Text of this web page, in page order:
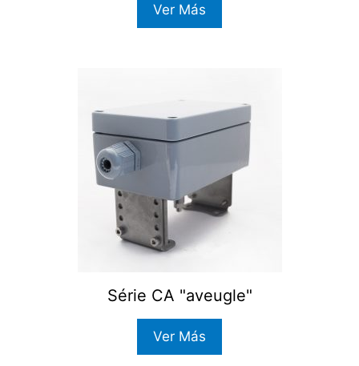
Ver Más
Série CA "aveugle"
Ver Más